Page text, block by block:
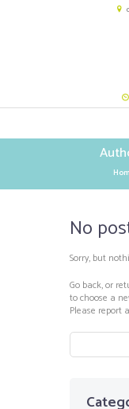
No
Sorry, but
Go back, or
to choose a
Please report